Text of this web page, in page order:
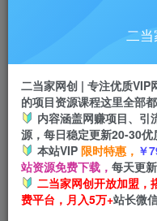
此内容为付费阅读，请付
极速版无费用薅羊毛，
解】
二
二当家网创 | 专注优质VIP
的项目资源课程这里全部都
内容涵盖网赚项目、引
源，每日稳定更新20-30优
本站VIP 限时特惠， ￥
站资源免费下载， 每天更
二当家网创开放加盟，
费平台，月入5万+站长微